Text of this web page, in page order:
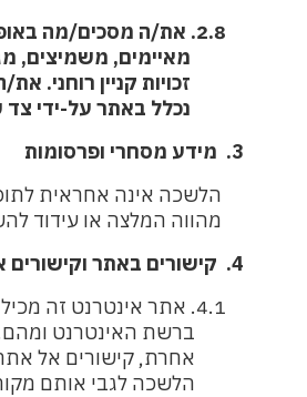
2.8. את/ה מסכים/מה
מאיימים, משמיצים,
זכויות קניין רוחני.
נכלל באתר על-ידי צד
3.
מידע מסחרי ופרסומות
הלשכה אינה אחראית
מהווה המלצה או עידוד
4.
קישורים באתר
4.1. אתר אינטרנט זה
ברשת האינטרנט ומהם.
אחרת, קישורים אל אתר
הלשכה לגבי אותם